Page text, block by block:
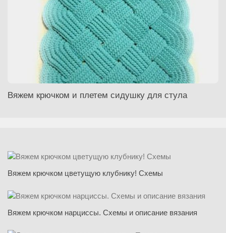
Вяжем крючком и плетем сидушку для стула
Вяжем крючком цветущую клубнику! Схемы
Вяжем крючком нарциссы. Схемы и описание вязания